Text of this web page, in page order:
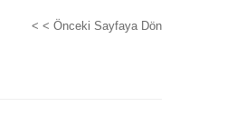
< < Önceki Sayfaya Dön